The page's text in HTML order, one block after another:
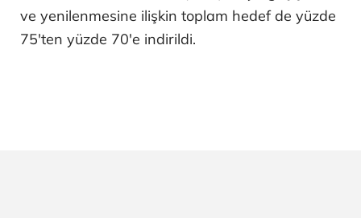
ve yenilenmesine ilişkin toplam hedef de yüzde
75'ten yüzde 70'e indirildi.